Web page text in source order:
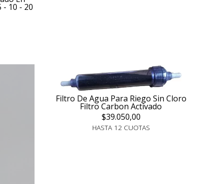
- 10 - 20
Filtro De Agua Para Riego Sin Cloro
Filtro Carbon Activado
$39.050,00
HASTA 12 CUOTAS